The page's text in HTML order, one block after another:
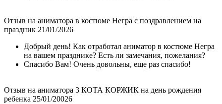
Отзыв на аниматора в костюме Негра с поздравлением на
праздник 21/01/2026
Добрый день! Как отработал аниматор в костюме Негра
на вашем празднике? Есть ли замечания, пожелания?
Спасибо Вам! Очень довольны, еще раз спасибо!
Отзыв на аниматора 3 КОТА КОРЖИК на день рождения
ребенка 25/01/20026